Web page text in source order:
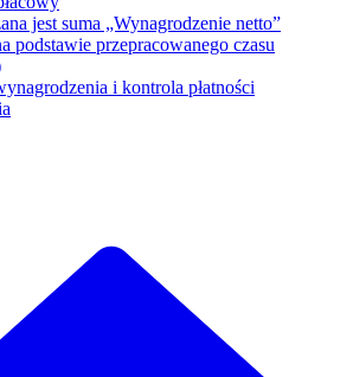
jest suma „Wynagrodzenie netto”
podstawie przepracowanego czasu
i kontrola płatności